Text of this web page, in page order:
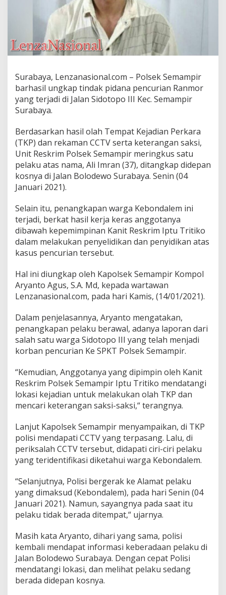
n
S
i
d
o
p
o
,
u
P
e
a
k
i
r
i
n
g
k
R
e
s
r
m
P
o
s
S
e
a
p
i
r
Surabaya, Lenzanasional.com – Polsek Semampir
barhasil ungkap tindak pidana pencurian Ranmor
yang terjadi di Jalan Sidotopo III Kec. Semampir
Surabaya.
Berdasarkan hasil olah Tempat Kejadian Perkara
(TKP) dan rekaman CCTV serta keterangan saksi,
Unit Reskrim Polsek Semampir meringkus satu
pelaku atas nama, Ali Imran (37), ditangkap didepan
kosnya di Jalan Bolodewo Surabaya. Senin (04
Januari 2021).
Selain itu, penangkapan warga Kebondalem ini
terjadi, berkat hasil kerja keras anggotanya
dibawah kepemimpinan Kanit Reskrim Iptu Tritiko
dalam melakukan penyelidikan dan penyidikan atas
kasus pencurian tersebut.
Hal ini diungkap oleh Kapolsek Semampir Kompol
Aryanto Agus, S.A. Md, kepada wartawan
Lenzanasional.com, pada hari Kamis, (14/01/2021).
Dalam penjelasannya, Aryanto mengatakan,
penangkapan pelaku berawal, adanya laporan dari
salah satu warga Sidotopo III yang telah menjadi
korban pencurian Ke SPKT Polsek Semampir.
“Kemudian, Anggotanya yang dipimpin oleh Kanit
Reskrim Polsek Semampir Iptu Tritiko mendatangi
lokasi kejadian untuk melakukan olah TKP dan
mencari keterangan saksi-saksi,“ terangnya.
Lanjut Kapolsek Semampir menyampaikan, di TKP
polisi mendapati CCTV yang terpasang. Lalu, di
periksalah CCTV tersebut, didapati ciri-ciri pelaku
yang teridentifikasi diketahui warga Kebondalem.
“Selanjutnya, Polisi bergerak ke Alamat pelaku
yang dimaksud (Kebondalem), pada hari Senin (04
Januari 2021). Namun, sayangnya pada saat itu
pelaku tidak berada ditempat,“ ujarnya.
Masih kata Aryanto, dihari yang sama, polisi
kembali mendapat informasi keberadaan pelaku di
Jalan Bolodewo Surabaya. Dengan cepat Polisi
mendatangi lokasi, dan melihat pelaku sedang
berada didepan kosnya.